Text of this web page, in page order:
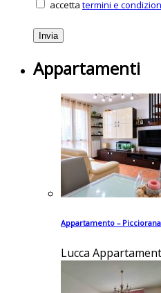
accetta termini e
Appartamenti
Appartamento – Picciorana
Lucca